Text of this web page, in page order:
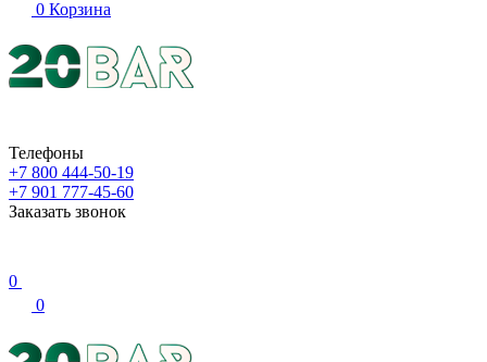
0 Корзина
Телефоны
+7 800 444-50-19
+7 901 777-45-60
Заказать звонок
0
0